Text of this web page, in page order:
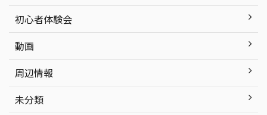
初心者体験会
動画
周辺情報
未分類